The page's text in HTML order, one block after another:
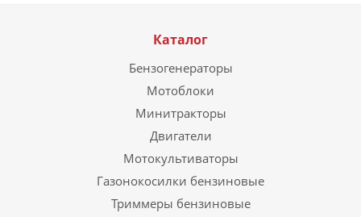
Каталог
Бензогенераторы
Мотоблоки
Минитракторы
Двигатели
Мотокультиваторы
Газонокосилки бензиновые
Триммеры бензиновые